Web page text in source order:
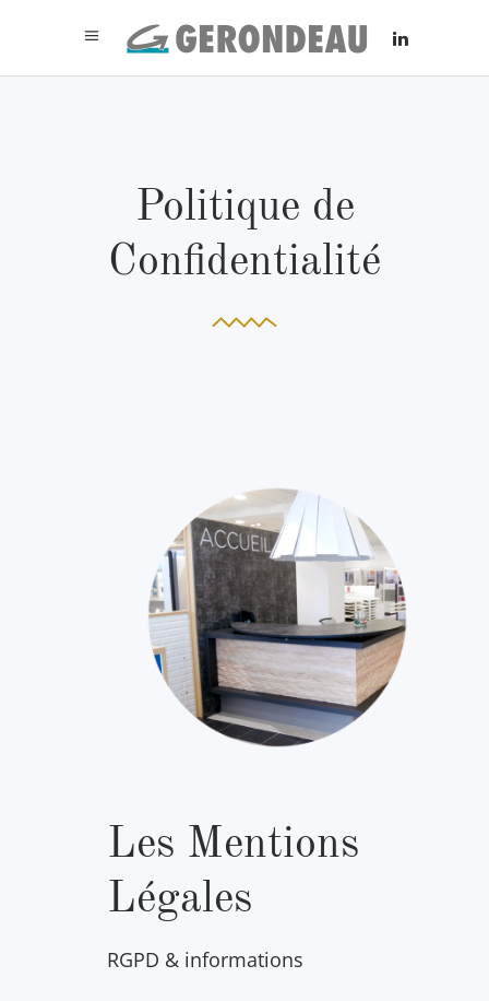
Politique de
Confidentialité
Les Mentions
Légales
RGPD & informations